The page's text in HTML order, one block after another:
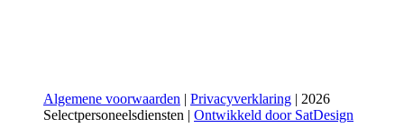
Algemene voorwaarden Privacyverklaring | 2026
Selectpersoneelsdiensten | Ontwikkeld door SatDesign